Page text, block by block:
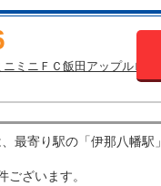
ニミニＦＣ飯田アップルロ
最寄り駅の「伊那八幡駅
ございます。